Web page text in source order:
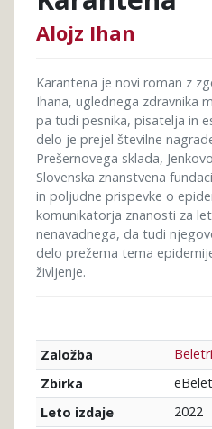
Alojz Ihan
Karantena je novi roman z
Ihana, uglednega zdravnika
pa tudi pesnika, pisatelja in
delo je prejel številne
Prešernovega sklada,
Slovenska znanstvena
in poljudne prispevke o
komunikatorja znanosti za
nenavadnega, da tudi
delo prežema tema
življenje.
Založba
Zbirka
Leto izdaje
2022